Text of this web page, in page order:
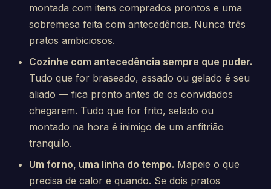
montada com itens comprados prontos e uma
sobremesa feita com antecedência. Nunca três
pratos ambiciosos.
Cozinhe com antecedência sempre que puder.
Tudo que for braseado, assado ou gelado é seu
aliado — fica pronto antes de os convidados
chegarem. Tudo que for frito, selado ou
montado na hora é inimigo de um anfitrião
tranquilo.
Um forno, uma linha do tempo. Mapeie o que
precisa de calor e quando. Se dois pratos